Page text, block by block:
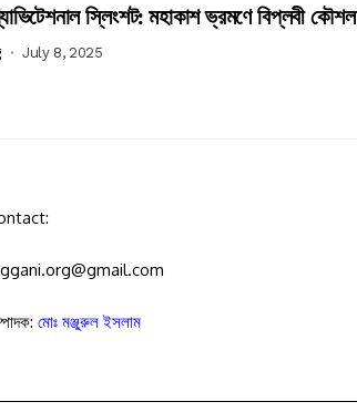
স্লিংশট: মহাকাশ ভ্রমণে বিপ্লবী কৌশল
July 8, 2025
মোঃ মঞ্জুরুল ইসলাম